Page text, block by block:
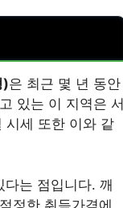
)은 최근 몇 년 동안
있는 이 지역은 서
시세 또한 이와 같
는 점입니다. 깨
정한 취득가격에